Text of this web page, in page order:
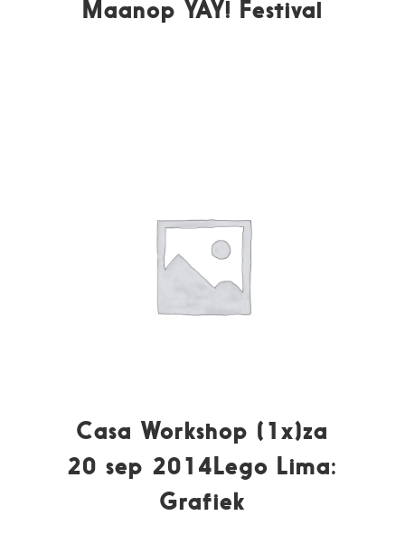
Maanop YAY! Festival
Casa Workshop (1x)za
20 sep 2014Lego Lima:
Grafiek